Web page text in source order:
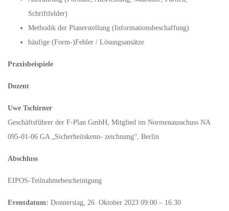
Schriftfelder)
Methodik der Planerstellung (Informationsbeschaffung)
häufige (Form-)Fehler / Lösungsansätze
Praxisbeispiele
Dozent
Uwe Tschirner
Geschäftsführer der F-Plan GmbH, Mitglied im Normenausschuss NA
095-01-06 GA „Sicherheitskenn- zeichnung“, Berlin
Abschluss
EIPOS-Teilnahmebescheinigung
Eventdatum: Donnerstag, 26. Oktober 2023 09:00 – 16:30